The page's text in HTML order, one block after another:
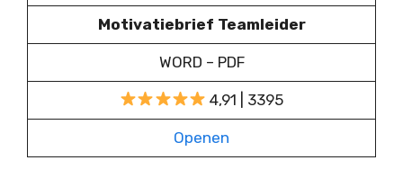
Motivatiebrief Teamleider
WORD – PDF
4,91 | 3395
Openen